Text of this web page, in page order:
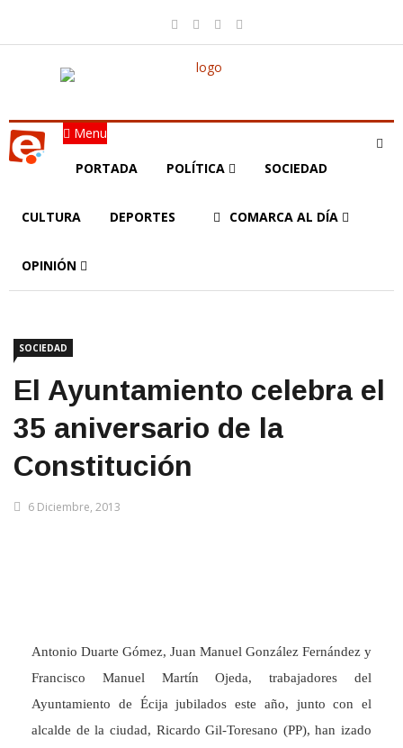
Menu
PORTADA POLÍTICA SOCIEDAD
CULTURA DEPORTES COMARCA AL DÍA
OPINIÓN
SOCIEDAD
El Ayuntamiento celebra el
35 aniversario de la
Constitución
6 Diciembre, 2013
Antonio Duarte Gómez, Juan Manuel González Fernández y
Francisco Manuel Martín Ojeda, trabajadores del
Ayuntamiento de Écija jubilados este año, junto con el
alcalde de la ciudad, Ricardo Gil-Toresano (PP), han izado